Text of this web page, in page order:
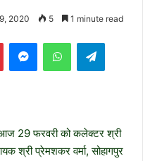
2020 5 1 minute read
PinterestMessengerWhatsApp
आज 29 फरवरी को कलेक्टर श्री
श्री प्रेमशकर वर्मा, सोहागपुर